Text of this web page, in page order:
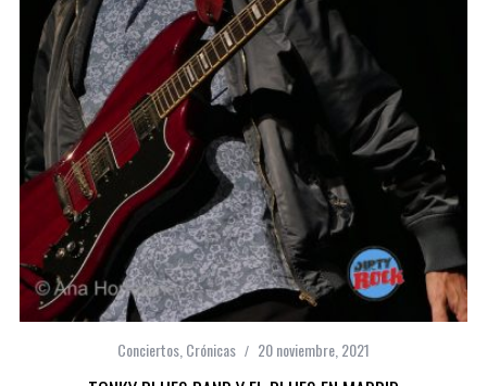
Conciertos Crónicas 20 noviembre, 2021